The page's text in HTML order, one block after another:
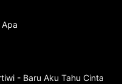
- Baru Aku Tahu Cinta